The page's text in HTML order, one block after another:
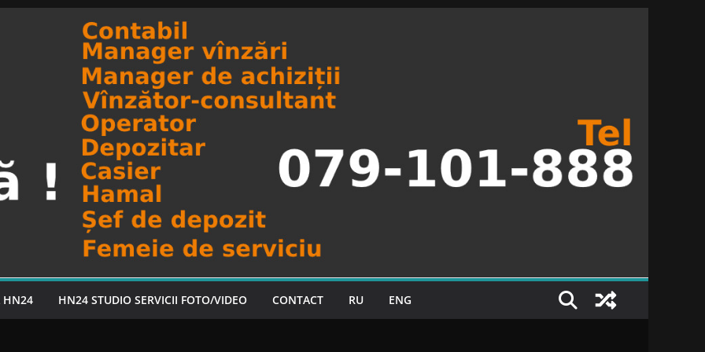
HN24 HN24 STUDIO SERVICII FOTO/VIDEO CONTACT RU ENG